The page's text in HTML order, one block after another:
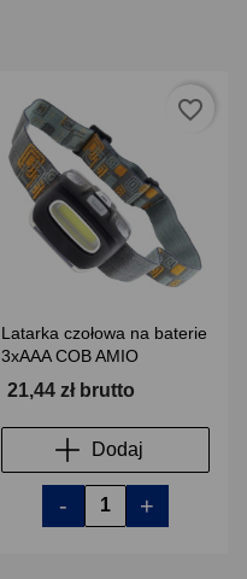
Latarka czołowa na baterie
3xAAA COB AMIO
21,44 zł brutto
Dodaj
- +
favorite_border